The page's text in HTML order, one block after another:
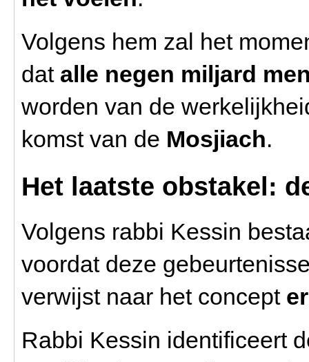
Volgens hem zal het
dat alle negen miljard
worden van de
komst van de Mosjiach.
Het laatste obstakel:
Volgens rabbi Kessin
voordat deze
verwijst naar het concept
Rabbi Kessin identificeert